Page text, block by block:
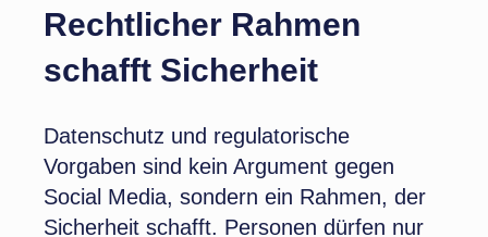
Rechtlicher Rahmen
schafft Sicherheit
Datenschutz und regulatorische
Vorgaben sind kein Argument gegen
Social Media, sondern ein Rahmen, der
Sicherheit schafft. Personen dürfen nur